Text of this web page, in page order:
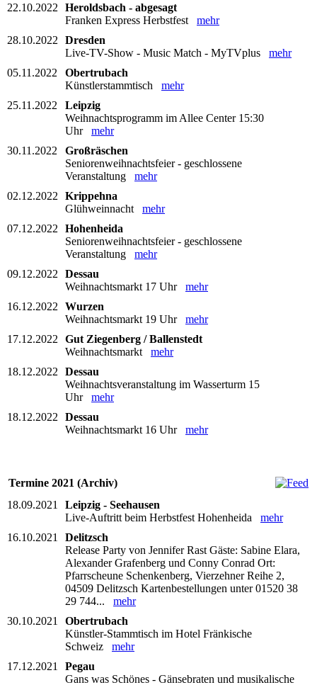
22.10.2022
Heroldsbach - abgesagt
Franken Express Herbstfest mehr
28.10.2022
Dresden
Live-TV-Show - Music Match - MyTVplus mehr
05.11.2022
Obertrubach
Künstlerstammtisch mehr
25.11.2022
Leipzig
Weihnachtsprogramm im Allee Center 15:30
Uhr mehr
30.11.2022
Großräschen
Seniorenweihnachtsfeier - geschlossene
Veranstaltung mehr
02.12.2022
Krippehna
Glühweinnacht mehr
07.12.2022
Hohenheida
Seniorenweihnachtsfeier - geschlossene
Veranstaltung mehr
09.12.2022
Dessau
Weihnachtsmarkt 17 Uhr mehr
16.12.2022
Wurzen
Weihnachtsmarkt 19 Uhr mehr
17.12.2022
Gut Ziegenberg / Ballenstedt
Weihnachtsmarkt mehr
18.12.2022
Dessau
Weihnachtsveranstaltung im Wasserturm 15
Uhr mehr
18.12.2022
Dessau
Weihnachtsmarkt 16 Uhr mehr
Termine 2021 (Archiv)
18.09.2021
Leipzig - Seehausen
Live-Auftritt beim Herbstfest Hohenheida mehr
16.10.2021
Delitzsch
Release Party von Jennifer Rast Gäste: Sabine Elara,
Alexander Grafenberg und Conny Conrad Ort:
Pfarrscheune Schenkenberg, Vierzehner Reihe 2,
04509 Delitzsch Kartenbestellungen unter 01520 38
29 744... mehr
30.10.2021
Obertrubach
Künstler-Stammtisch im Hotel Fränkische
Schweiz mehr
17.12.2021
Pegau
Gans was Schönes - Gänsebraten und musikalische